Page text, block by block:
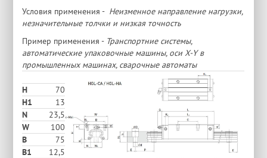
Условия применения - Неизменное направление нагрузки,
незначительные толчки и низкая точность
Пример применения - Транспортние системы,
автоматические упаковочные машины, оси X-Y в
промышленных машинах, сварочные автоматы
H
70
H1
13
N
23,5
W
100
В
75
B1
12,5